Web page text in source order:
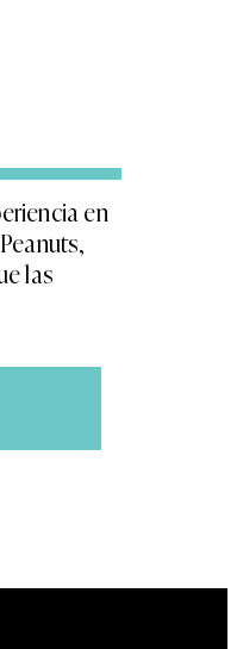
en
las